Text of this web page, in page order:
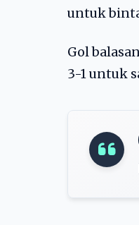
untuk
Gol
3-1 untuk